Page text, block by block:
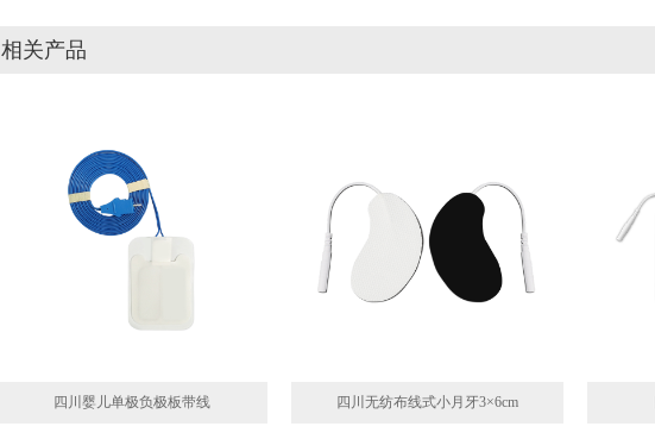
相关产品
四川婴儿单极负极板带线 四川无纺布线式小月牙3×6cm